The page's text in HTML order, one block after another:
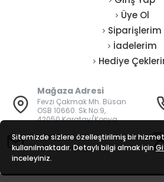
Üye Ol
Siparişlerim
İadelerim
Hediye
Mağaza Adresi
Fevzi Çakmak Mh. Büsan
OSB 10660. Sk No:9,
42050 Karatay/Konya
E-Posta
bilgi@vatanisguvenligi.com
Sitemizde sizlere özelleştirilmiş bir
kullanılmaktadır. Detaylı bilgi almak için
inceleyiniz.